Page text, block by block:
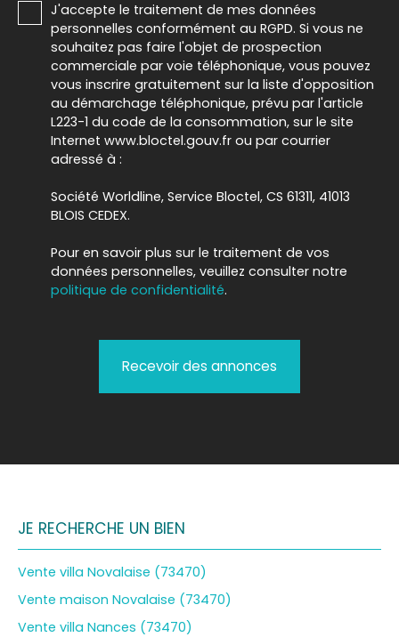
J'accepte le traitement de mes données
personnelles conformément au RGPD. Si vous ne
souhaitez pas faire l'objet de prospection
commerciale par voie téléphonique, vous pouvez
vous inscrire gratuitement sur la liste d'opposition
au démarchage téléphonique, prévu par l'article
L223-1 du code de la consommation, sur le site
Internet www.bloctel.gouv.fr ou par courrier
adressé à :
Société Worldline, Service Bloctel, CS 61311, 41013
BLOIS CEDEX.
Pour en savoir plus sur le traitement de vos
données personnelles, veuillez consulter notre
politique de confidentialité.
Recevoir des annonces
JE RECHERCHE UN BIEN
Vente villa Novalaise (73470)
Vente maison Novalaise (73470)
Vente villa Nances (73470)